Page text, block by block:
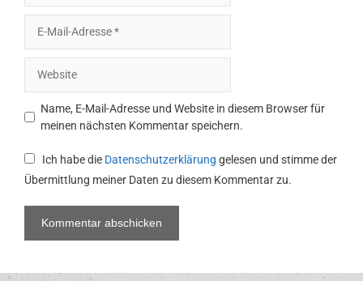
Mail-
Adresse
Name, E-Mail-Adresse und Website in diesem Browser für
meinen nächsten Kommentar speichern.
Ich habe die Datenschutzerklärung gelesen und stimme der
Übermittlung meiner Daten zu diesem Kommentar zu.